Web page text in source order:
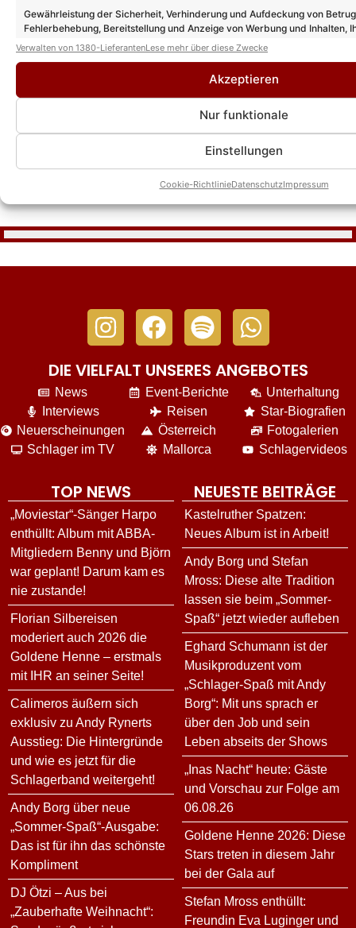
Gewährleistung der Sicherheit, Verhinderung und Aufdeckung von
Fehlerbehebung, Bereitstellung und Anzeige von Werbung und Inhalten,
Entscheidungen zum Datenschutz speichern und übermitteln.
Verwalten von 1380-LieferantenLese mehr über diese Zwecke
Akzeptieren
Nur funktionale
Einstellungen
Cookie-RichtlinieDatenschutzImpressum
Dschungelcamp 2026: Beim Nachspiel
wird Gil Ofarim von den anderen
Kandidaten degradiert!
DIE VIELFALT UNSERES ANGEBOTES
News
Interviews
Neuerscheinungen
Schlager im TV
Event-Berichte
Reisen
Österreich
Mallorca
Unterhaltung
Star-Biografien
Fotogalerien
Schlagervideos
TOP NEWS
„Moviestar“-Sänger Harpo
enthüllt: Album mit ABBA-
Mitgliedern Benny und Björn
war geplant! Darum kam es
nie zustande!
Florian Silbereisen
moderiert auch 2026 die
Goldene Henne – erstmals
mit IHR an seiner Seite!
Calimeros äußern sich
exklusiv zu Andy Rynerts
Ausstieg: Die Hintergründe
und wie es jetzt für die
Schlagerband weitergeht!
Andy Borg über neue
„Sommer-Spaß“-Ausgabe:
Das ist für ihn das schönste
Kompliment
DJ Ötzi – Aus bei
„Zauberhafte Weihnacht“:
NEUESTE BEITRÄGE
Kastelruther Spatzen:
Neues Album ist in Arbeit!
Andy Borg und Stefan
Mross: Diese alte Tradition
lassen sie beim „Sommer-
Spaß“ jetzt wieder aufleben
Eghard Schumann ist der
Musikproduzent vom
„Schlager-Spaß mit Andy
Borg“: Mit uns sprach er
über den Job und sein
Leben abseits der Shows
„Inas Nacht“ heute: Gäste
und Vorschau zur Folge am
06.08.26
Goldene Henne 2026: Diese
Stars treten in diesem Jahr
bei der Gala auf
Stefan Mross enthüllt:
Freundin Eva Luginger und